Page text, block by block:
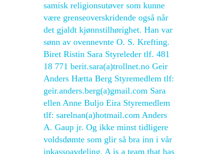
samisk religionsutøver som kunne
være grenseoverskridende også når
det gjaldt kjønnstilhørighet. Han var
sønn av ovennevnte O. S. Krefting.
Biret Ristin Sara Styreleder tlf. 481
18 771 berit.sara(a)trollnet.no Geir
Anders Hætta Berg Styremedlem tlf:
geir.anders.berg(a)gmail.com Sara
ellen Anne Buljo Eira Styremedlem
tlf: sarelnan(a)hotmail.com Anders
A. Gaup jr. Og ikke minst tidligere
voldsdømte som glir så bra inn i vår
inkassoavdeling. A is a team that has